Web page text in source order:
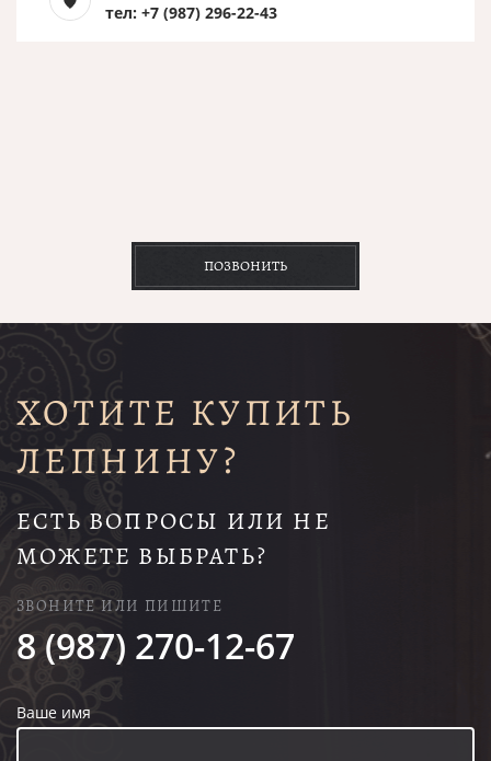
тел: +7 (987) 296-22-43
ПОЗВОНИТЬ
ХОТИТЕ КУПИТЬ
ЛЕПНИНУ?
ЕСТЬ ВОПРОСЫ ИЛИ НЕ
МОЖЕТЕ ВЫБРАТЬ?
ЗВОНИТЕ ИЛИ ПИШИТЕ
8 (987) 270-12-67
Ваше имя